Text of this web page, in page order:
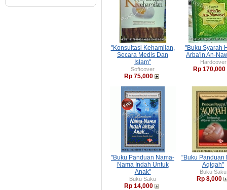
"Konsultasi Kehamilan,
Secara Medis Dan
Islam"
Softcover
Rp 75,000
"Buku Syarah
Arba'in An-
Hardcover
Rp 170,000
"Buku Panduan Nama-
Nama Indah Untuk
Anak"
Buku Saku
Rp 14,000
"Buku Panduan
Aqiqah"
Buku Saku
Rp 8,000